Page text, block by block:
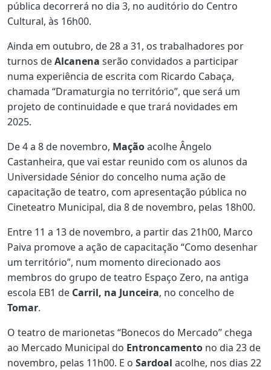
pública decorrerá no dia 3, no auditório do Centro
Cultural, às 16h00.
Ainda em outubro, de 28 a 31, os trabalhadores por
turnos deAlcanena serão convidados a participar
numa experiência de escrita com Ricardo Cabaça,
chamada “Dramaturgia no território”, que será um
projeto de continuidade e que trará novidades em
2025.
De 4 a 8 de novembro, Maçãoacolhe Ângelo
Castanheira, que vai estar reunido com os alunos da
Universidade Sénior do concelho numa ação de
capacitação de teatro, com apresentação pública no
Cineteatro Municipal, dia 8 de novembro, pelas 18h00.
Entre 11 a 13 de novembro, a partir das 21h00, Marco
Paiva promove a ação de capacitação “Como desenhar
um território”, num momento direcionado aos
membros do grupo de teatro Espaço Zero, na antiga
escola EB1 de Carril, na Junceira, no concelho de
Tomar.
O teatro de marionetas “Bonecos do Mercado” chega
ao Mercado Municipal do Entroncamento no dia 23 de
novembro, pelas 11h00. E o Sardoal acolhe, nos dias 22